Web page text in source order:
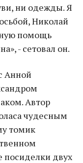
ни одежды. Я
Николай
помощь
- сетовал он.
Анной
Автор
чудесным
томик
посиделки двух